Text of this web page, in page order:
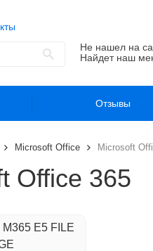
Не нашел на
Найдет наш
Отзывы
Microsoft Office Microsoft
Office 365
E5 FILE